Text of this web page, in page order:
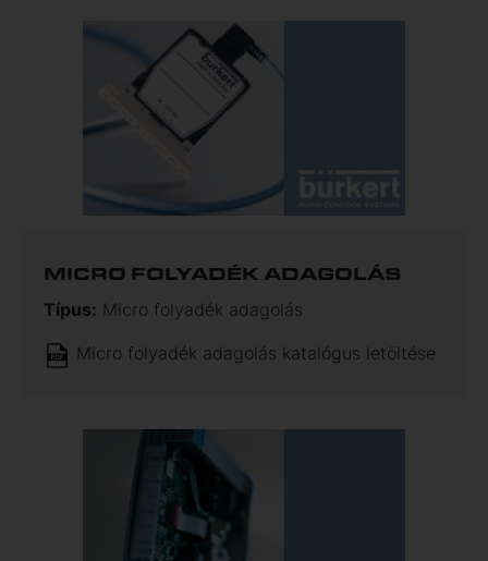
MICRO FOLYADÉK ADAGOLÁS
Típus: Micro folyadék adagolás
Micro folyadék adagolás katalógus letöltése